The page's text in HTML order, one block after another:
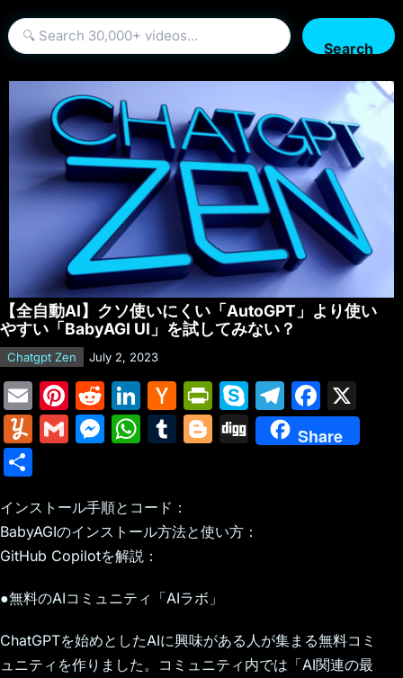
Search
【全自動AI】クソ使いにくい「AutoGPT」より使い
やすい「BabyAGI UI」を試してみない？
Chatgpt Zen July 2, 2023
E
m
ai
Pi
nt
er
st
R
e
d
t
Li
n
k
dI
n
H
a
c
er
N
w
s
Pr
in
tF
n
y
S
k
y
T
el
e
F
a
c
Y
m
ly
G
l
M
s
e
n
g
er
W
s
A
p
p
T
bl
r
Bl
er
Di
g
Share
ar
e
インストール手順とコード：
BabyAGIのインストール方法と使い方：
GitHub Copilotを解説：
●無料のAIコミュニティ「AIラボ」
ChatGPTを始めとしたAIに興味がある人が集まる無料コミ
ュニティを作りました。コミュニティ内では「AI関連の最